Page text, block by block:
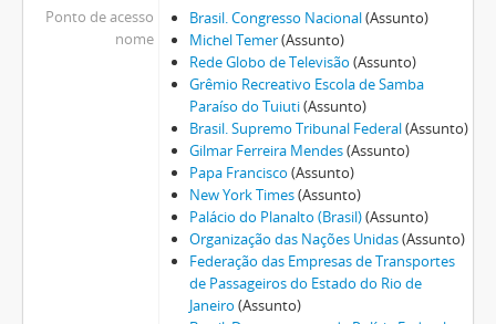
Ponto de acesso
nome
Brasil. Congresso Nacional(Assunto)
Michel Temer(Assunto)
Rede Globo de Televisão (Assunto)
Grêmio Recreativo Escola de Samba
Paraíso do Tuiuti(Assunto)
Brasil. Supremo Tribunal Federal(Assunto)
Gilmar Ferreira Mendes(Assunto)
Papa Francisco (Assunto)
New York Times(Assunto)
Palácio do Planalto (Brasil)(Assunto)
Organização das Nações Unidas(Assunto)
Federação das Empresas de Transportes
de Passageiros do Estado do Rio de
Janeiro (Assunto)